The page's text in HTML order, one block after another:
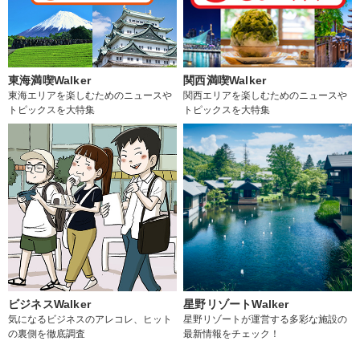
東海満喫Walker
東海エリアを楽しむためのニュースや
トピックスを大特集
関西満喫Walker
関西エリアを楽しむためのニュースや
トピックスを大特集
ビジネスWalker
気になるビジネスのアレコレ、ヒット
の裏側を徹底調査
星野リゾートWalker
星野リゾートが運営する多彩な施設の
最新情報をチェック！